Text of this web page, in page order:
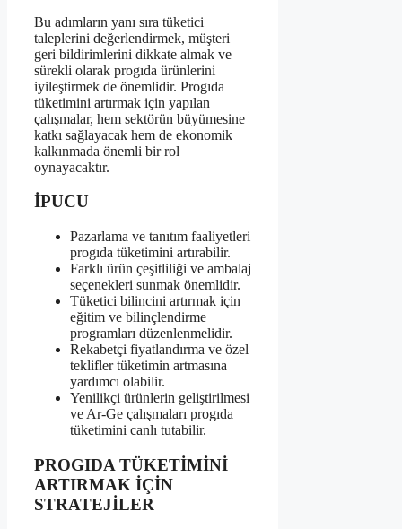
Bu adımların yanı sıra tüketici
taleplerini değerlendirmek, müşteri
geri bildirimlerini dikkate almak ve
sürekli olarak progıda ürünlerini
iyileştirmek de önemlidir. Progıda
tüketimini artırmak için yapılan
çalışmalar, hem sektörün büyümesine
katkı sağlayacak hem de ekonomik
kalkınmada önemli bir rol
oynayacaktır.
İPUCU
Pazarlama ve tanıtım faaliyetleri
progıda tüketimini artırabilir.
Farklı ürün çeşitliliği ve ambalaj
seçenekleri sunmak önemlidir.
Tüketici bilincini artırmak için
eğitim ve bilinçlendirme
programları düzenlenmelidir.
Rekabetçi fiyatlandırma ve özel
teklifler tüketimin artmasına
yardımcı olabilir.
Yenilikçi ürünlerin geliştirilmesi
ve Ar-Ge çalışmaları progıda
tüketimini canlı tutabilir.
PROGIDA TÜKETİMİNİ
ARTIRMAK İÇİN
STRATEJİLER